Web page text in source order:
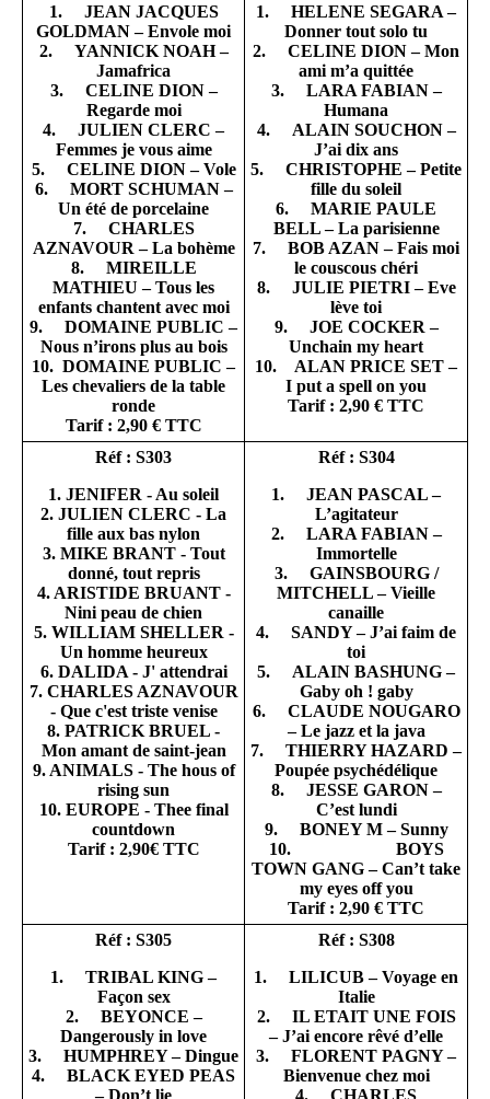
1. JEAN JACQUES
GOLDMAN – Envole moi
2. YANNICK NOAH –
Jamafrica
3. CELINE DION –
Regarde moi
4. JULIEN CLERC –
Femmes je vous aime
5. CELINE DION – Vole
6. MORT SCHUMAN –
Un été de porcelaine
7. CHARLES
AZNAVOUR – La bohème
8. MIREILLE
MATHIEU – Tous les
enfants chantent avec moi
9. DOMAINE PUBLIC –
Nous n’irons plus au bois
10. DOMAINE PUBLIC –
Les chevaliers de la table
ronde
Tarif : 2,90 € TTC
1. HELENE SEGARA –
Donner tout solo tu
2. CELINE DION – Mon
ami m’a quittée
3. LARA FABIAN –
Humana
4. ALAIN SOUCHON –
J’ai dix ans
5. CHRISTOPHE – Petite
fille du soleil
6. MARIE PAULE
BELL – La parisienne
7. BOB AZAN – Fais moi
le couscous chéri
8. JULIE PIETRI – Eve
lève toi
9. JOE COCKER –
Unchain my heart
10. ALAN PRICE SET –
I put a spell on you
Tarif : 2,90 € TTC
Réf : S303
1. JENIFER - Au soleil
2. JULIEN CLERC - La
fille aux bas nylon
3. MIKE BRANT - Tout
donné, tout repris
4. ARISTIDE BRUANT -
Nini peau de chien
5. WILLIAM SHELLER -
Un homme heureux
6. DALIDA - J' attendrai
7. CHARLES AZNAVOUR
- Que c'est triste venise
8. PATRICK BRUEL -
Mon amant de saint-jean
9. ANIMALS - The hous of
rising sun
10. EUROPE - Thee final
countdown
Tarif : 2,90€ TTC
Réf : S304
1. JEAN PASCAL –
L’agitateur
2. LARA FABIAN –
Immortelle
3. GAINSBOURG /
MITCHELL – Vieille
canaille
4. SANDY – J’ai faim de
toi
5. ALAIN BASHUNG –
Gaby oh ! gaby
6. CLAUDE NOUGARO
– Le jazz et la java
7. THIERRY HAZARD –
Poupée psychédélique
8. JESSE GARON –
C’est lundi
9. BONEY M – Sunny
10. BOYS
TOWN GANG – Can’t take
my eyes off you
Tarif : 2,90 € TTC
Réf : S305
1. TRIBAL KING –
Façon sex
2. BEYONCE –
Dangerously in love
3. HUMPHREY – Dingue
4. BLACK EYED PEAS
– Don’t lie
Réf : S308
1. LILICUB – Voyage en
Italie
2. IL ETAIT UNE FOIS
– J’ai encore rêvé d’elle
3. FLORENT PAGNY –
Bienvenue chez moi
4. CHARLES